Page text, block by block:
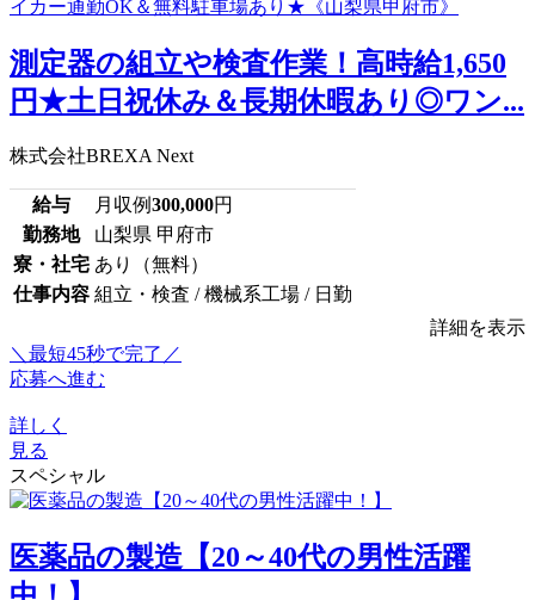
測定器の組立や検査作業！高時給1,650
円★土日祝休み＆長期休暇あり◎ワン...
株式会社BREXA Next
給与 月収例300,000円
勤務地
山梨県 甲府市
寮・社宅 あり（無料）
仕事内容 組立・検査 / 機械系工場 / 日勤
詳細を表示
＼最短45秒で完了／
応募へ進む
詳しく
見る
スペシャル
医薬品の製造【20～40代の男性活躍